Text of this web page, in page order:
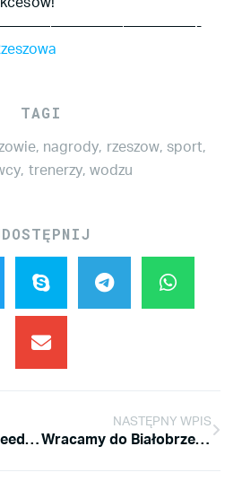
TAGI
, nagrody, rzeszow,sport,
, trenerzy, wodzu
Amatorska Liga Speed Slalomu – edycja LATO
NASTĘPNY WPIS
Wracamy do Białobrzegów i zapraszamy na zajęcia